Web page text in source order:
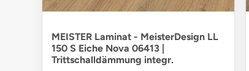
MEISTER Laminat - MeisterDesign LL
150 S Eiche Nova 06413 |
Trittschalldämmung integr.